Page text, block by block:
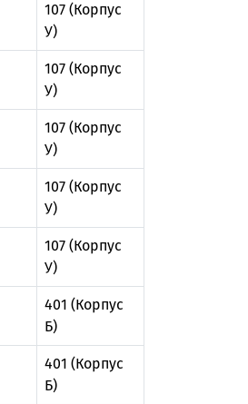
107 (Корпус
У)
107 (Корпус
У)
107 (Корпус
У)
107 (Корпус
У)
107 (Корпус
У)
401 (Корпус
Б)
401 (Корпус
Б)